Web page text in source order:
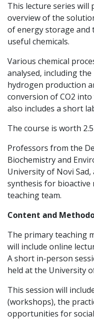
This lecture series will
overview of the
of energy storage and
useful chemicals.
Various chemical
analysed, including
hydrogen production
conversion of CO2
also includes a short
The course is worth 2.5
Professors from the
Biochemistry and
University of Novi
synthesis for
teaching team.
Content and
The primary teaching
will include online
A short in-person
held at the University
This session will
(workshops), the
opportunities for